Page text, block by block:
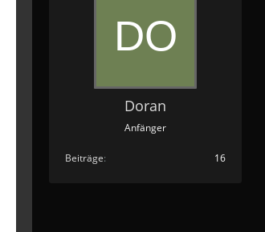
Doran
Anfänger
Beiträge 16